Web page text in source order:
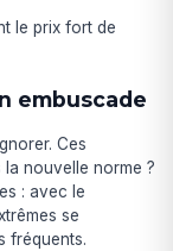
le prix fort de
embuscade
Ces
nouvelle norme ?
: avec le
se
fréquents.